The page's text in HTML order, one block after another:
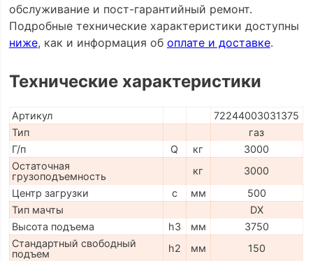
обслуживание и пост-гарантийный ремонт.
Подробные технические характеристики доступны
ниже, как и информация об оплате и доставке.
Технические характеристики
Артикул
72244003031375
Тип
газ
Г/п
Q кг
3000
Остаточная
грузоподъемность
кг
3000
Центр загрузки
c мм
500
Тип мачты
DX
Высота подъема
h3 мм
3750
Стандартный свободный
подъем
h2 мм
150